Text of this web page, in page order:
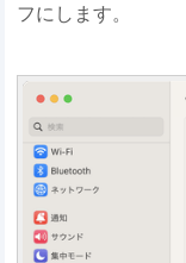
フにします。